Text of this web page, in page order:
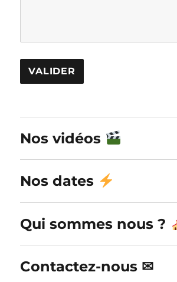
t
e
r
t
e
Nos vidéos
Nos dates
Qui sommes nous ?
Contactez-nous ✉